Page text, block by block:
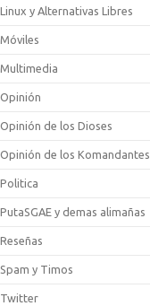
Linux y Alternativas Libres
Móviles
Multimedia
Opinión
Opinión de los Dioses
Opinión de los Komandantes
Politica
PutaSGAE y demas alimañas
Reseñas
Spam y Timos
Twitter